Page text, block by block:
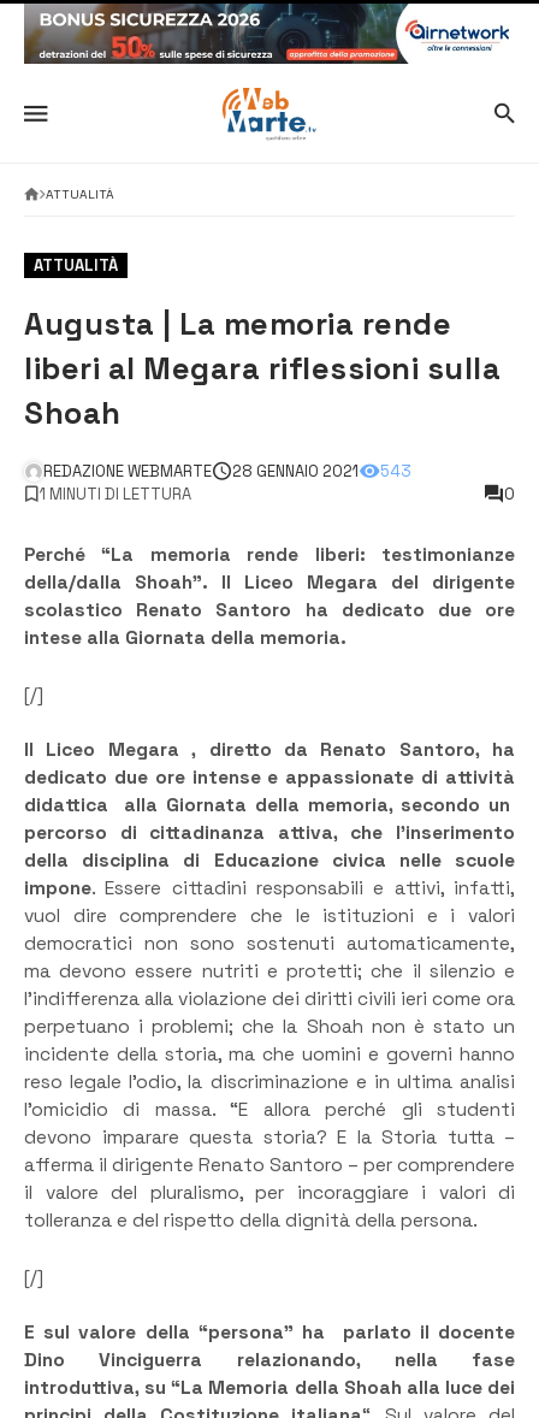
ATTUALITÀ
ATTUALITÀ
Augusta | La memoria rende
liberi al Megara riflessioni sulla
Shoah
REDAZIONE WEBMARTE 28 GENNAIO 2021
543
1 MINUTI DI LETTURA
0
Perché “La memoria rende liberi: testimonianze
della/dalla Shoah”. Il Liceo Megara del dirigente
scolastico Renato Santoro ha dedicato due ore
intese alla Giornata della memoria.
[/]
Il Liceo Megara , diretto da Renato Santoro, ha
dedicato due ore intense e appassionate di attività
didattica alla Giornata della memoria, secondo un
percorso di cittadinanza attiva, che l’inserimento
della disciplina di Educazione civica nelle scuole
impone. Essere cittadini responsabili e attivi, infatti,
vuol dire comprendere che le istituzioni e i valori
democratici non sono sostenuti automaticamente,
ma devono essere nutriti e protetti; che il silenzio e
l’indifferenza alla violazione dei diritti civili ieri come ora
perpetuano i problemi; che la Shoah non è stato un
incidente della storia, ma che uomini e governi hanno
reso legale l’odio, la discriminazione e in ultima analisi
l’omicidio di massa. “E allora perché gli studenti
devono imparare questa storia? E la Storia tutta –
afferma il dirigente Renato Santoro – per comprendere
il valore del pluralismo, per incoraggiare i valori di
tolleranza e del rispetto della dignità della persona.
[/]
E sul valore della “persona” ha parlato il docente
Dino Vinciguerra relazionando, nella fase
introduttiva, su “La Memoria della Shoah alla luce dei